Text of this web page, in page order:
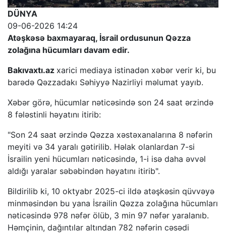
DÜNYA
09-06-2026 14:24
Atəşkəsə baxmayaraq, İsrail ordusunun Qəzza
zolağına hücumları davam edir.
Bakıvaxtı.az xarici mediaya istinadən xəbər verir ki, bu
barədə Qəzzadakı Səhiyyə Nazirliyi məlumat yayıb.
Xəbər görə, hücumlar nəticəsində son 24 saat ərzində
8 fələstinli həyatını itirib:
"Son 24 saat ərzində Qəzza xəstəxanalarına 8 nəfərin
meyiti və 34 yaralı gətirilib. Həlak olanlardan 7-si
İsrailin yeni hücumları nəticəsində, 1-i isə daha əvvəl
aldığı yaralar səbəbindən həyatını itirib".
Bildirilib ki, 10 oktyabr 2025-ci ildə atəşkəsin qüvvəyə
minməsindən bu yana İsrailin Qəzza zolağına hücumları
nəticəsində 978 nəfər ölüb, 3 min 97 nəfər yaralanıb.
Həmçinin, dağıntılar altından 782 nəfərin cəsədi